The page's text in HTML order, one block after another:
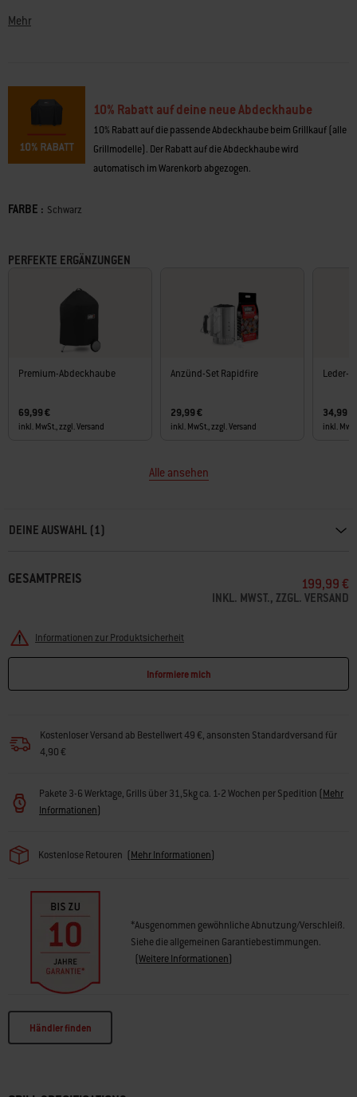
Seite.
gleichmäßig, schnell und schonend. Lass dich von Qualität begeistern,
Mehr
10% Rabatt auf deine neue Abdeckhaube
10% Rabatt auf die passende Abdeckhaube beim Grillkauf (alle
Grillmodelle). Der Rabatt auf die Abdeckhaube wird
automatisch im Warenkorb abgezogen.
Farbe
FARBE : Schwarz
PERFEKTE ERGÄNZUNGEN
Premium-Abdeckhaube
69,99 €
inkl. MwSt., zzgl. Versand
Anzünd-Set Rapidfire
29,99 €
inkl. MwSt., zzgl. Versand
Leder-
34,99 €
inkl.
Alle ansehen
DEINE AUSWAHL (1)
GESAMTPREIS 199,99 €
INKL. MWST., ZZGL. VERSAND
Informationen zur Produktsicherheit
Informiere mich
Kostenloser Versand ab Bestellwert 49 €, ansonsten Standardversand für
4,90 €
Pakete 3-6 Werktage, Grills über 31,5kg ca. 1-2 Wochen per Spedition (Mehr
Informationen)
Kostenlose Retouren (Mehr Informationen)
*Ausgenommen gewöhnliche Abnutzung/Verschleiß.
Siehe die allgemeinen Garantiebestimmungen.
(Weitere Informationen)
Händler finden